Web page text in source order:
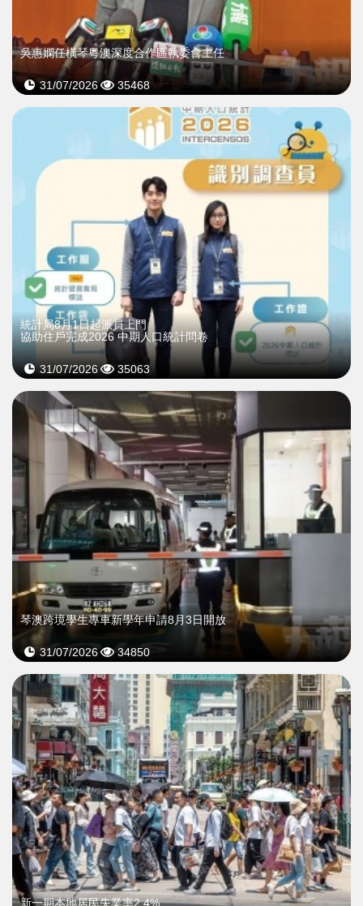
吳惠嫻任橫琴粵澳深度合作區執委會主任
31/07/2026 35468
統計局8月1日起派員上門
協助住戶完成2026 中期人口統計問卷
31/07/2026 35063
琴澳跨境學生專車新學年申請8月3日開放
31/07/2026 34850
新一期本地居民失業率2.4%